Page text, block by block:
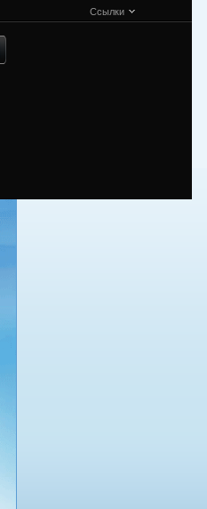
Ссылки